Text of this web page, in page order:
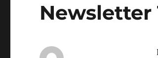
Newsletter